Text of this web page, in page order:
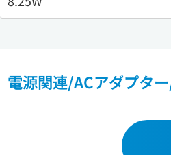
電源関連/ACアダプタ